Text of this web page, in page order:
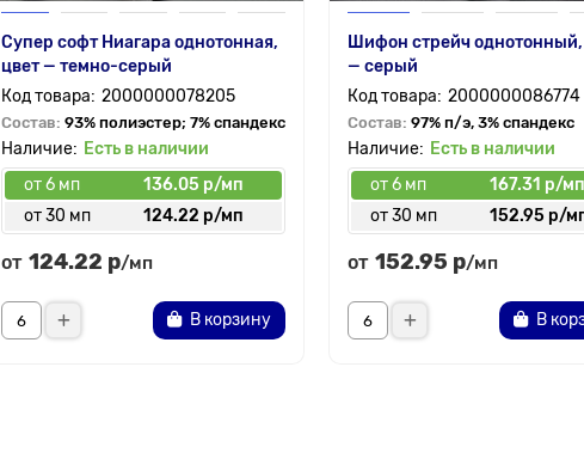
Супер софт Ниагара однотонная,
цвет — темно-серый
2000000078205
Состав: 93% полиэстер; 7% спандекс
Есть в наличии
от 6 мп
136.05 р/мп
от 30 мп
124.22 р/мп
от 124.22 р/мп
В корзину
Шифон стрейч однотонный,
— серый
2000000086774
Состав: 97% п/э, 3% спандекс
Есть в наличии
от 6 мп
167.31 р/мп
от 30 мп
152.95 р/
от 152.95 р/мп
В